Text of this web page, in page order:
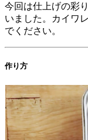
今回は仕上げの彩
いました。カイワ
でください。
作り方